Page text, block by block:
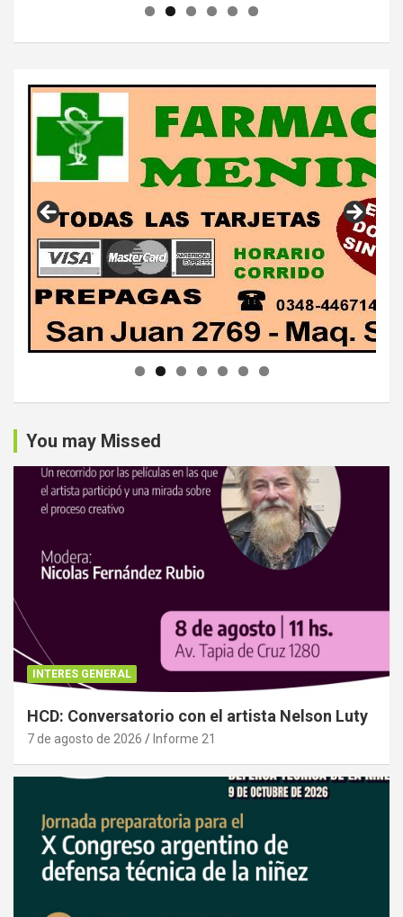
You may Missed
INTERES GENERAL
HCD: Conversatorio con el artista Nelson Luty
7 de agosto de 2026 Informe 21